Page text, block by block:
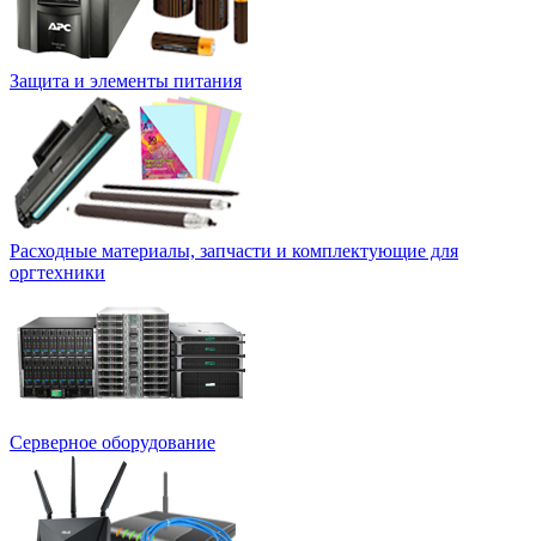
Защита и элементы питания
Расходные материалы, запчасти и комплектующие для
оргтехники
Серверное оборудование